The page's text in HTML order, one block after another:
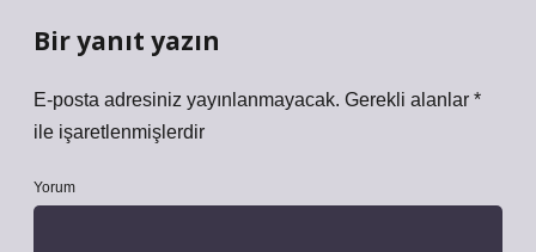
Bir yanıt yazın
E-posta adresiniz yayınlanmayacak. Gerekli alanlar *
ile işaretlenmişlerdir
Yorum